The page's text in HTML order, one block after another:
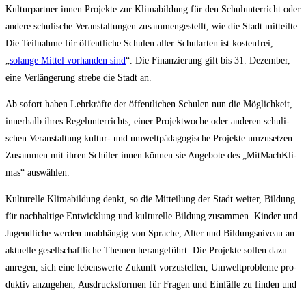
Kulturpartner:innen Pro­jek­te zur Kli­ma­bil­dung für den Schul­un­ter­richt oder
ande­re schu­li­sche Ver­an­stal­tun­gen zusam­men­ge­stellt, wie die Stadt mit­teil­te.
Die Teil­nah­me für öffent­li­che Schu­len aller Schul­ar­ten ist kos­ten­frei,
„solan­ge Mit­tel vor­han­den sind“. Die Finan­zie­rung gilt bis 31. Dezem­ber,
eine Ver­län­ge­rung stre­be die Stadt an.
Ab sofort haben Lehr­kräf­te der öffent­li­chen Schu­len nun die Mög­lich­keit,
inner­halb ihres Regel­un­ter­richts, einer Pro­jekt­wo­che oder ande­ren schu­li­
schen Ver­an­stal­tung kul­tur- und umwelt­päd­ago­gi­sche Pro­jek­te umzu­set­zen.
Zusam­men mit ihren Schüler:innen kön­nen sie Ange­bo­te des „Mit­Mach­Kli­
mas“ auswählen.
Kul­tu­rel­le Kli­ma­bil­dung denkt, so die Mit­tei­lung der Stadt wei­ter, Bil­dung
für nach­hal­ti­ge Ent­wick­lung und kul­tu­rel­le Bil­dung zusam­men. Kin­der und
Jugend­li­che wer­den unab­hän­gig von Spra­che, Alter und Bil­dungs­ni­veau an
aktu­el­le gesell­schaft­li­che The­men her­an­ge­führt. Die Pro­jek­te sol­len dazu
anre­gen, sich eine lebens­wer­te Zukunft vor­zu­stel­len, Umwelt­pro­ble­me pro­
duk­tiv anzu­ge­hen, Aus­drucks­for­men für Fra­gen und Ein­fäl­le zu fin­den und